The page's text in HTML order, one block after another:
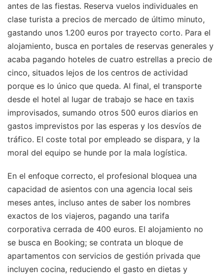
antes de las fiestas. Reserva vuelos individuales en
clase turista a precios de mercado de último minuto,
gastando unos 1.200 euros por trayecto corto. Para el
alojamiento, busca en portales de reservas generales y
acaba pagando hoteles de cuatro estrellas a precio de
cinco, situados lejos de los centros de actividad
porque es lo único que queda. Al final, el transporte
desde el hotel al lugar de trabajo se hace en taxis
improvisados, sumando otros 500 euros diarios en
gastos imprevistos por las esperas y los desvíos de
tráfico. El coste total por empleado se dispara, y la
moral del equipo se hunde por la mala logística.
En el enfoque correcto, el profesional bloquea una
capacidad de asientos con una agencia local seis
meses antes, incluso antes de saber los nombres
exactos de los viajeros, pagando una tarifa
corporativa cerrada de 400 euros. El alojamiento no
se busca en Booking; se contrata un bloque de
apartamentos con servicios de gestión privada que
incluyen cocina, reduciendo el gasto en dietas y